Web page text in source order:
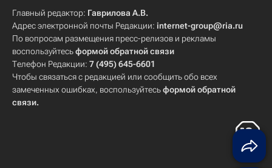
Главный редактор: Гаврилова А.В.
Адрес электронной почты Редакции: internet-group@ria.ru
По вопросам размещения пресс-релизов и рекламы
воспользуйтесьформой обратной связи
Телефон Редакции: 7 (495) 645-6601
Чтобы связаться с редакцией или сообщить обо всех
замеченных ошибках, воспользуйтесьформой обратной
связи.